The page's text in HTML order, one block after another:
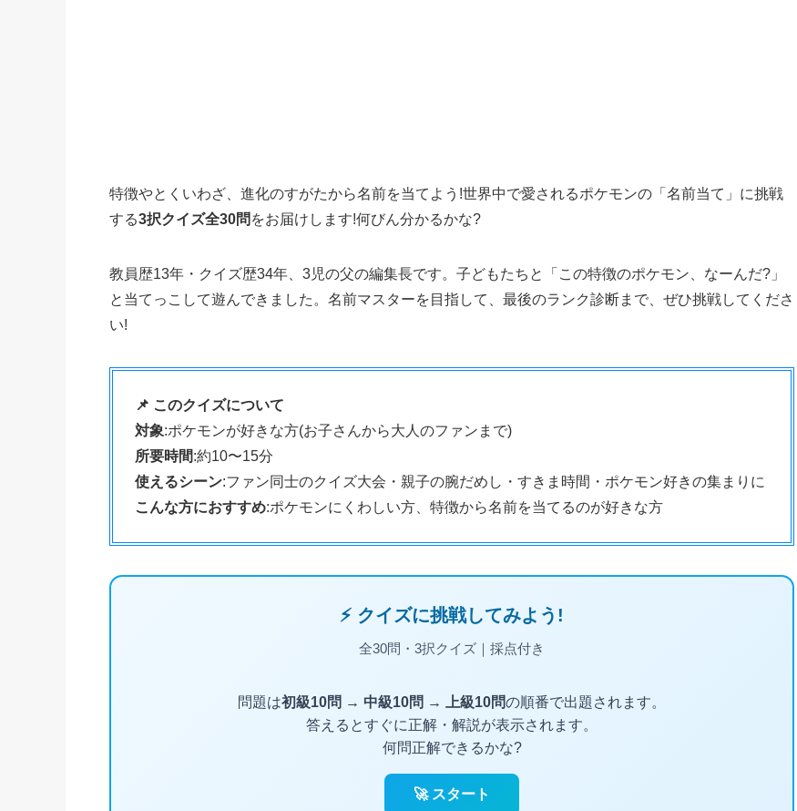
特徴やとくいわざ、進化のすがたから名前を当てよう!世界中で愛されるポケモンの「名前当て」に挑戦
する3択クイズ全30問 をお届けします!何びん分かるかな?
教員歴13年・クイズ歴34年、3児の父の編集長です。子どもたちと「この特徴のポケモン、なーんだ?」
と当てっこして遊んできました。名前マスターを目指して、最後のランク診断まで、ぜひ挑戦してくださ
い!
📌 このクイズについて
対象:ポケモンが好きな方(お子さんから大人のファンまで)
所要時間:約10〜15分
使えるシーン:ファン同士のクイズ大会・親子の腕だめし・すきま時間・ポケモン好きの集まりに
こんな方におすすめ:ポケモンにくわしい方、特徴から名前を当てるのが好きな方